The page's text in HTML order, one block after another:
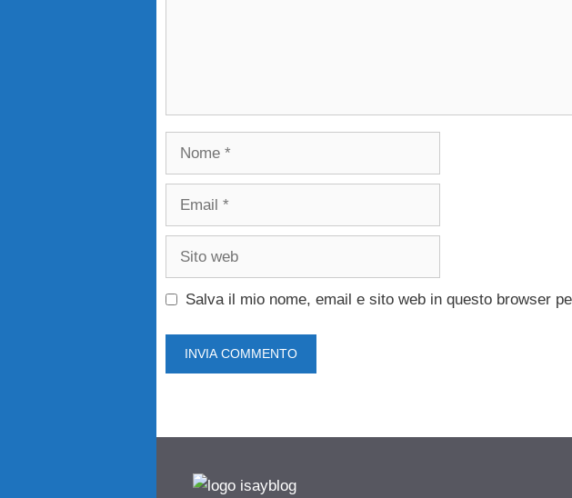
Nome
Email
Sito
Salva il mio nome, email e sito web in questo browser